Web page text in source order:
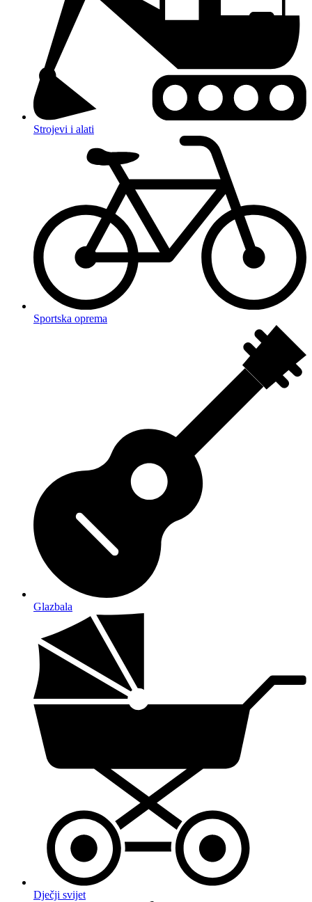
Strojevi i alati
Sportska oprema
Glazbala
Dječji svijet